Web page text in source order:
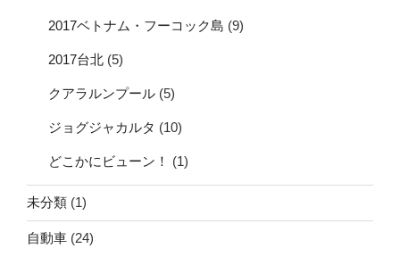
2017ベトナム・フーコック島 (9)
2017台北 (5)
クアラルンプール (5)
ジョグジャカルタ (10)
どこかにビューン！ (1)
未分類 (1)
自動車 (24)